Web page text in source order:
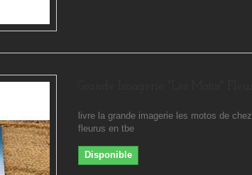
livre la grande imagerie les motos de chez
fleurus en tbe
Disponible